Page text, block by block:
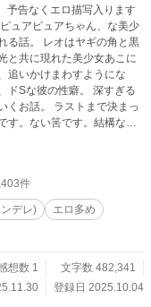
予告なくエロ描写入ります
の角と黒
と共に現れた美少女あこに
追いかけまわすようにな
彼の性癖。 深すぎる
トまで決まっ
す。ない筈です。結構な長
なって行きます。 未成年
描写が出てきます。途中
た
手な方はお気をつけくだ
件
デレ)
エロ多め
想数 1
文字数 482,341
登録日 2025.10.04